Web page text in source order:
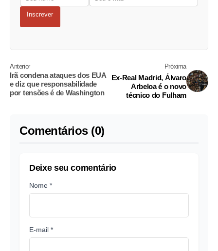
Inscrever
Anterior
Irã condena ataques dos EUA
e diz que responsabilidade
por tensões é de Washington
Próxima
Ex-Real Madrid, Álvaro
Arbeloa é o novo
técnico do Fulham
Comentários (0)
Deixe seu comentário
Nome *
E-mail *